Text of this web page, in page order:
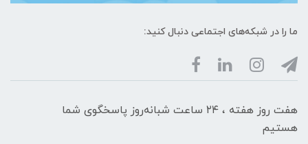
ما را در شبکه‌های اجتماعی دنبال کنید:
هفت روز هفته ، ۲۴ ساعت شبانه‌روز پاسخگوی شما
هستیم